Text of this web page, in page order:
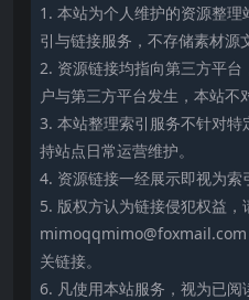
1. 本站为个人维护的资源整
引与链接服务，不存储素材源
2. 资源链接均指向第三方平
户与第三方平台发生，本站不
3. 本站整理索引服务不针对
持站点日常运营维护。
4. 资源链接一经展示即视为索
5. 版权方认为链接侵犯权益，
mimoqqmimo@foxmail.com
关链接。
6. 凡使用本站服务，视为已阅